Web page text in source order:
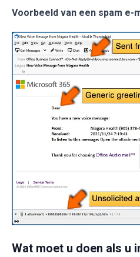
Voorbeeld van een spam e-
Wat moet u doen als u